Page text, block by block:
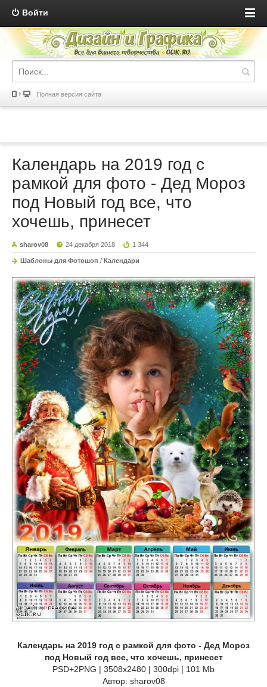
Войти
Полная версия сайта
Календарь на 2019 год с
рамкой для фото - Дед Мороз
под Новый год все, что
хочешь, принесет
sharov08 24 декабря 2018 1 344
Шаблоны для Фотошоп / Календари
Календарь на 2019 год с рамкой для фото - Дед Мороз
под Новый год все, что хочешь, принесет
PSD+2PNG | 3508x2480 | 300dpi | 101 Mb
Автор: sharov08